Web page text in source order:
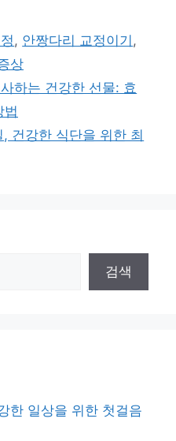
, 안짱다리 교정이기 ,
상
하는 건강한 선물: 효
법
건강한 식단을 위한 최
검색
한 일상을 위한 첫걸음